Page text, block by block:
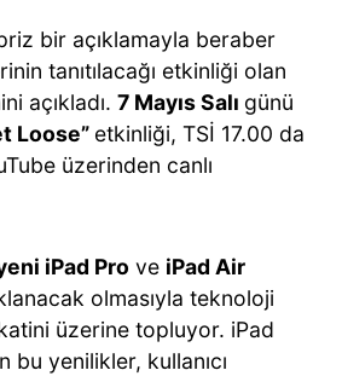
bir açıklamayla beraber
tanıtılacağı etkinliği olan
açıkladı. 7 Mayıs Salı günü
Loose” etkinliği, TSİ 17.00 da
üzerinden canlı
iPad Pro ve iPad Air
olmasıyla teknoloji
üzerine topluyor. iPad
bu yenilikler, kullanıcı